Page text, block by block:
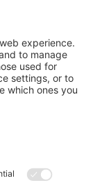
offerte,
e